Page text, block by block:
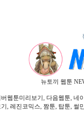
뉴토끼 웹툰
웹툰미리보기, 다음웹툰,
, 레진코믹스, 짬툰, 탑툰, 썰